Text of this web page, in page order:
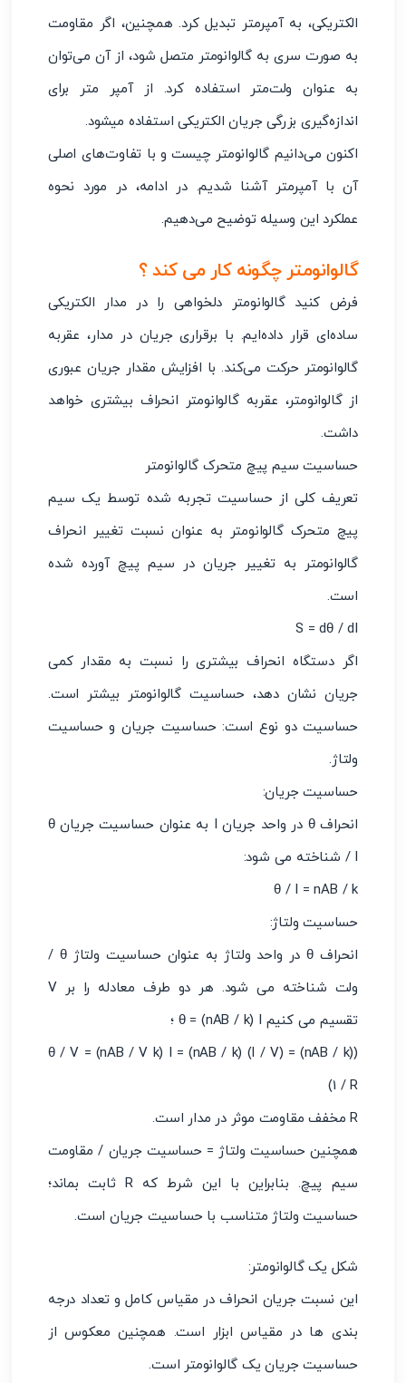
الکتریکی، به آمپرمتر تبدیل کرد. همچنین، اگر مقاومت
به صورت سری به گالوانومتر متصل شود، از آن می‌توان
به عنوان ولت‌متر استفاده کرد. از آمپر متر برای
اندازه‌گیری بزرگی جریان الکتریکی استفاده میشود.
اکنون می‌دانیم گالوانومتر چیست و با تفاوت‌های اصلی
آن با آمپرمتر آشنا شدیم. در ادامه، در مورد نحوه
عملکرد این وسیله توضیح می‌دهیم.
گالوانومتر چگونه کار می کند ؟
فرض کنید گالوانومتر دلخواهی را در مدار الکتریکی
ساده‌ای قرار داده‌ایم. با برقراری جریان در مدار، عقربه
گالوانومتر حرکت می‌کند. با افزایش مقدار جریان عبوری
از گالوانومتر، عقربه گالوانومتر انحراف بیشتری خواهد
داشت.
حساسیت سیم پیچ متحرک گالوانومتر
تعریف کلی از حساسیت تجربه شده توسط یک سیم
پیچ متحرک گالوانومتر به عنوان نسبت تغییر انحراف
گالوانومتر به تغییر جریان در سیم پیچ آورده شده
است.
S = dθ / dI
اگر دستگاه انحراف بیشتری را نسبت به مقدار کمی
جریان نشان دهد، حساسیت گالوانومتر بیشتر است.
حساسیت دو نوع است: حساسیت جریان و حساسیت
ولتاژ.
حساسیت جریان:
انحراف θ در واحد جریان I به عنوان حساسیت جریان θ
/ I شناخته می شود:
θ / I = nAB / k
حساسیت ولتاژ:
انحراف θ در واحد ولتاژ به عنوان حساسیت ولتاژ θ /
ولت شناخته می شود. هر دو طرف معادله را بر V
تقسیم می کنیم θ = (nAB / k) I ؛
(θ / V = (nAB / V k) I = (nAB / k) (I / V) = (nAB / k)
(1 / R
R مخفف مقاومت موثر در مدار است.
همچنین حساسیت ولتاژ = حساسیت جریان / مقاومت
سیم پیچ. بنابراین با این شرط که R ثابت بماند؛
حساسیت ولتاژ متناسب با حساسیت جریان است.
شکل یک گالوانومتر:
این نسبت جریان انحراف در مقیاس کامل و تعداد درجه
بندی ها در مقیاس ابزار است. همچنین معکوس از
حساسیت جریان یک گالوانومتر است.